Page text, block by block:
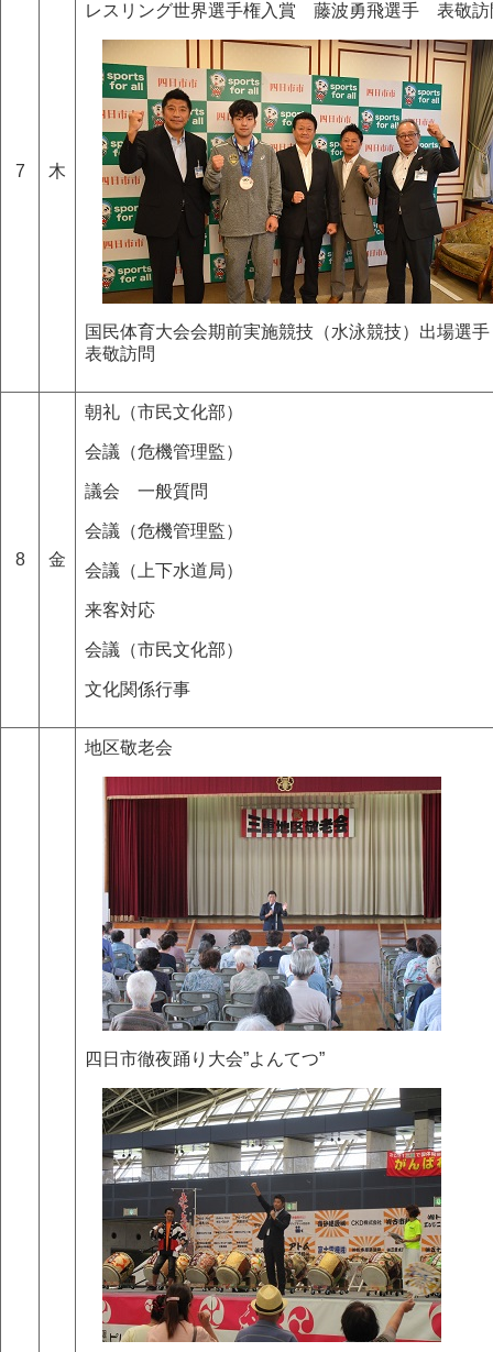
7 木
レスリング世界選手権入賞 藤波勇飛選手 表敬訪
国民体育大会会期前実施競技（水泳競技）出場選
表敬訪問
8 金
朝礼（市民文化部）
会議（危機管理監）
議会 一般質問
会議（危機管理監）
会議（上下水道局）
来客対応
会議（市民文化部）
文化関係行事
地区敬老会
四日市徹夜踊り大会”よんてつ”